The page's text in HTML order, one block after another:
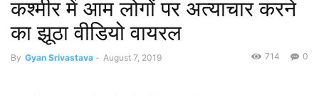
कश्मीर में आम लोगों पर अत्याचार करने
का झूठा वीडियो वायरल
By Gyan Srivastava - August 7, 2019 0
714